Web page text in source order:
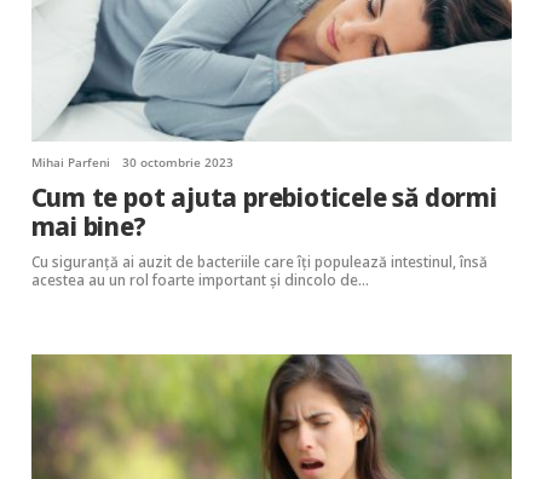
Mihai Parfeni 30 octombrie 2023
Cum te pot ajuta prebioticele să dormi
mai bine?
Cu siguranță ai auzit de bacteriile care îți populează intestinul, însă
acestea au un rol foarte important și dincolo de…